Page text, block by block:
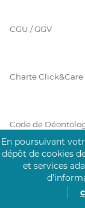
CGU / GGV
Charte Click&Care
Code de
Mentions Légales
En poursuivant
dépôt de cookies
et services